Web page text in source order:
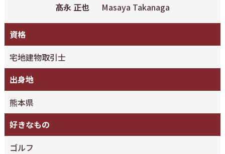
髙永 正也
Masaya Takanaga
資格
宅地建物取引士
出身地
熊本県
好きなもの
ゴルフ